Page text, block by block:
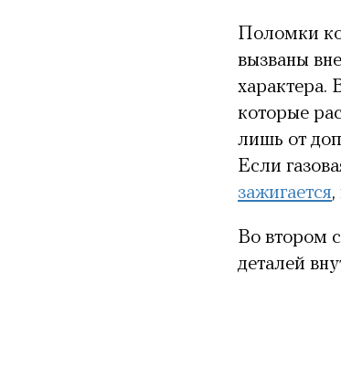
Поломки
вызваны
характера.
которые
лишь от
Если
зажигается,
Во втором
деталей